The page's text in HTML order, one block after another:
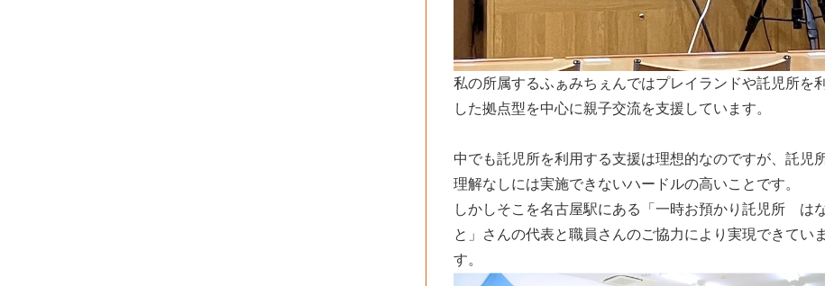
私の所属するふぁみちぇんではプレイランドや託児所を
した拠点型を中心に親子交流を支援しています。
中でも託児所を利用する支援は理想的なのですが、託児
理解なしには実施できないハードルの高いことです。
しかしそこを名古屋駅にある「一時お預かり託児所 は
と」さんの代表と職員さんのご協力により実現できていま
す。